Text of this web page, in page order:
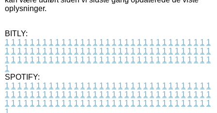
oplysninger.
BITLY:
1 1 1 1 1 1 1 1 1 1 1 1 1 1 1 1 1 1 1 1 1 1 1 1 1 1 1 1 1 1 1 1 1
1 1 1 1 1 1 1 1 1 1 1 1 1 1 1 1 1 1 1 1 1 1 1 1 1 1 1 1 1 1 1 1 1
1 1 1 1 1 1 1 1 1 1 1 1 1 1 1 1 1 1 1 1 1 1 1 1 1 1 1 1 1 1 1 1 1
1
SPOTIFY:
1 1 1 1 1 1 1 1 1 1 1 1 1 1 1 1 1 1 1 1 1 1 1 1 1 1 1 1 1 1 1 1 1
1 1 1 1 1 1 1 1 1 1 1 1 1 1 1 1 1 1 1 1 1 1 1 1 1 1 1 1 1 1 1 1 1
1 1 1 1 1 1 1 1 1 1 1 1 1 1 1 1 1 1 1 1 1 1 1 1 1 1 1 1 1 1 1 1 1